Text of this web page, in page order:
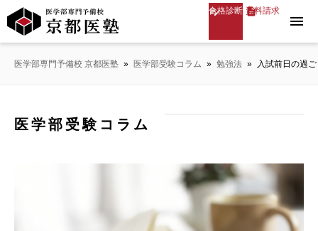
合格診断 資料請求
menu
医学部専門予備校 京都医塾 » 医学部受験コラム » 勉強法 » 入試前日の過
医学部受験コラム